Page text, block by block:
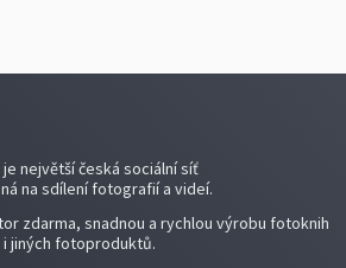
je největší česká sociální síť
na sdílení fotografií a videí.
zdarma, snadnou a rychlou výrobu fotoknih
i jiných fotoproduktů.